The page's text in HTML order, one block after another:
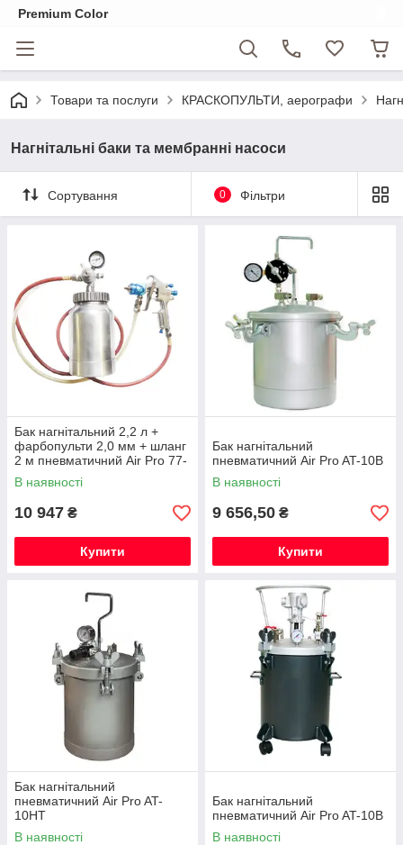
Premium Color
Товари та послуги КРАСКОПУЛЬТИ, аерографи
Нагнітальні баки та мембранні насоси
Сортування 0 Фільтри
Бак нагнітальний 2,2 л +
фарбопульти 2,0 мм + шланг
2 м пневматичний Air Pro 77-
2QT
В наявності
10 947 ₴
Купити
Бак нагнітальний
пневматичний Air Pro AT-10B
В наявності
9 656,50 ₴
Купити
Бак нагнітальний
пневматичний Air Pro AT-
10HT
В наявності
Бак нагнітальний
пневматичний Air Pro AT-10B
В наявності